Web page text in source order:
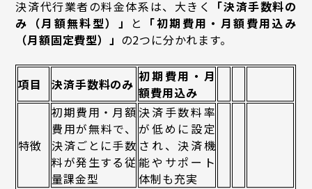
決済代行業者の料金体系は、大きく
「決済手数料の
み（月額無料型）」
と
「初期費用・月額費用込み
（月額固定費型）」 の2つに分かれます。
項目 決済手数料のみ 初期費用・月
額費用込み
特徴
初期費用・月額
費用が無料で、
決済ごとに手数
料が発生する従
量課金型
決済手数料率
が低めに設定
され、決済機
能やサポート
体制も充実